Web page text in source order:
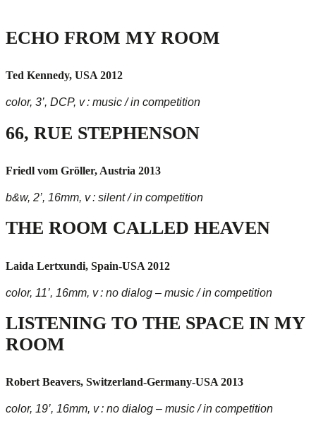
ECHO FROM MY ROOM
Ted Kennedy, USA 2012
color, 3’, DCP, v : music / in competition
66, RUE STEPHENSON
Friedl vom Gröller, Austria 2013
b&w, 2’, 16mm, v : silent / in competition
THE ROOM CALLED HEAVEN
Laida Lertxundi, Spain-USA 2012
color, 11’, 16mm, v : no dialog – music / in competition
LISTENING TO THE SPACE IN MY
ROOM
Robert Beavers, Switzerland-Germany-USA 2013
color, 19’, 16mm, v : no dialog – music / in competition